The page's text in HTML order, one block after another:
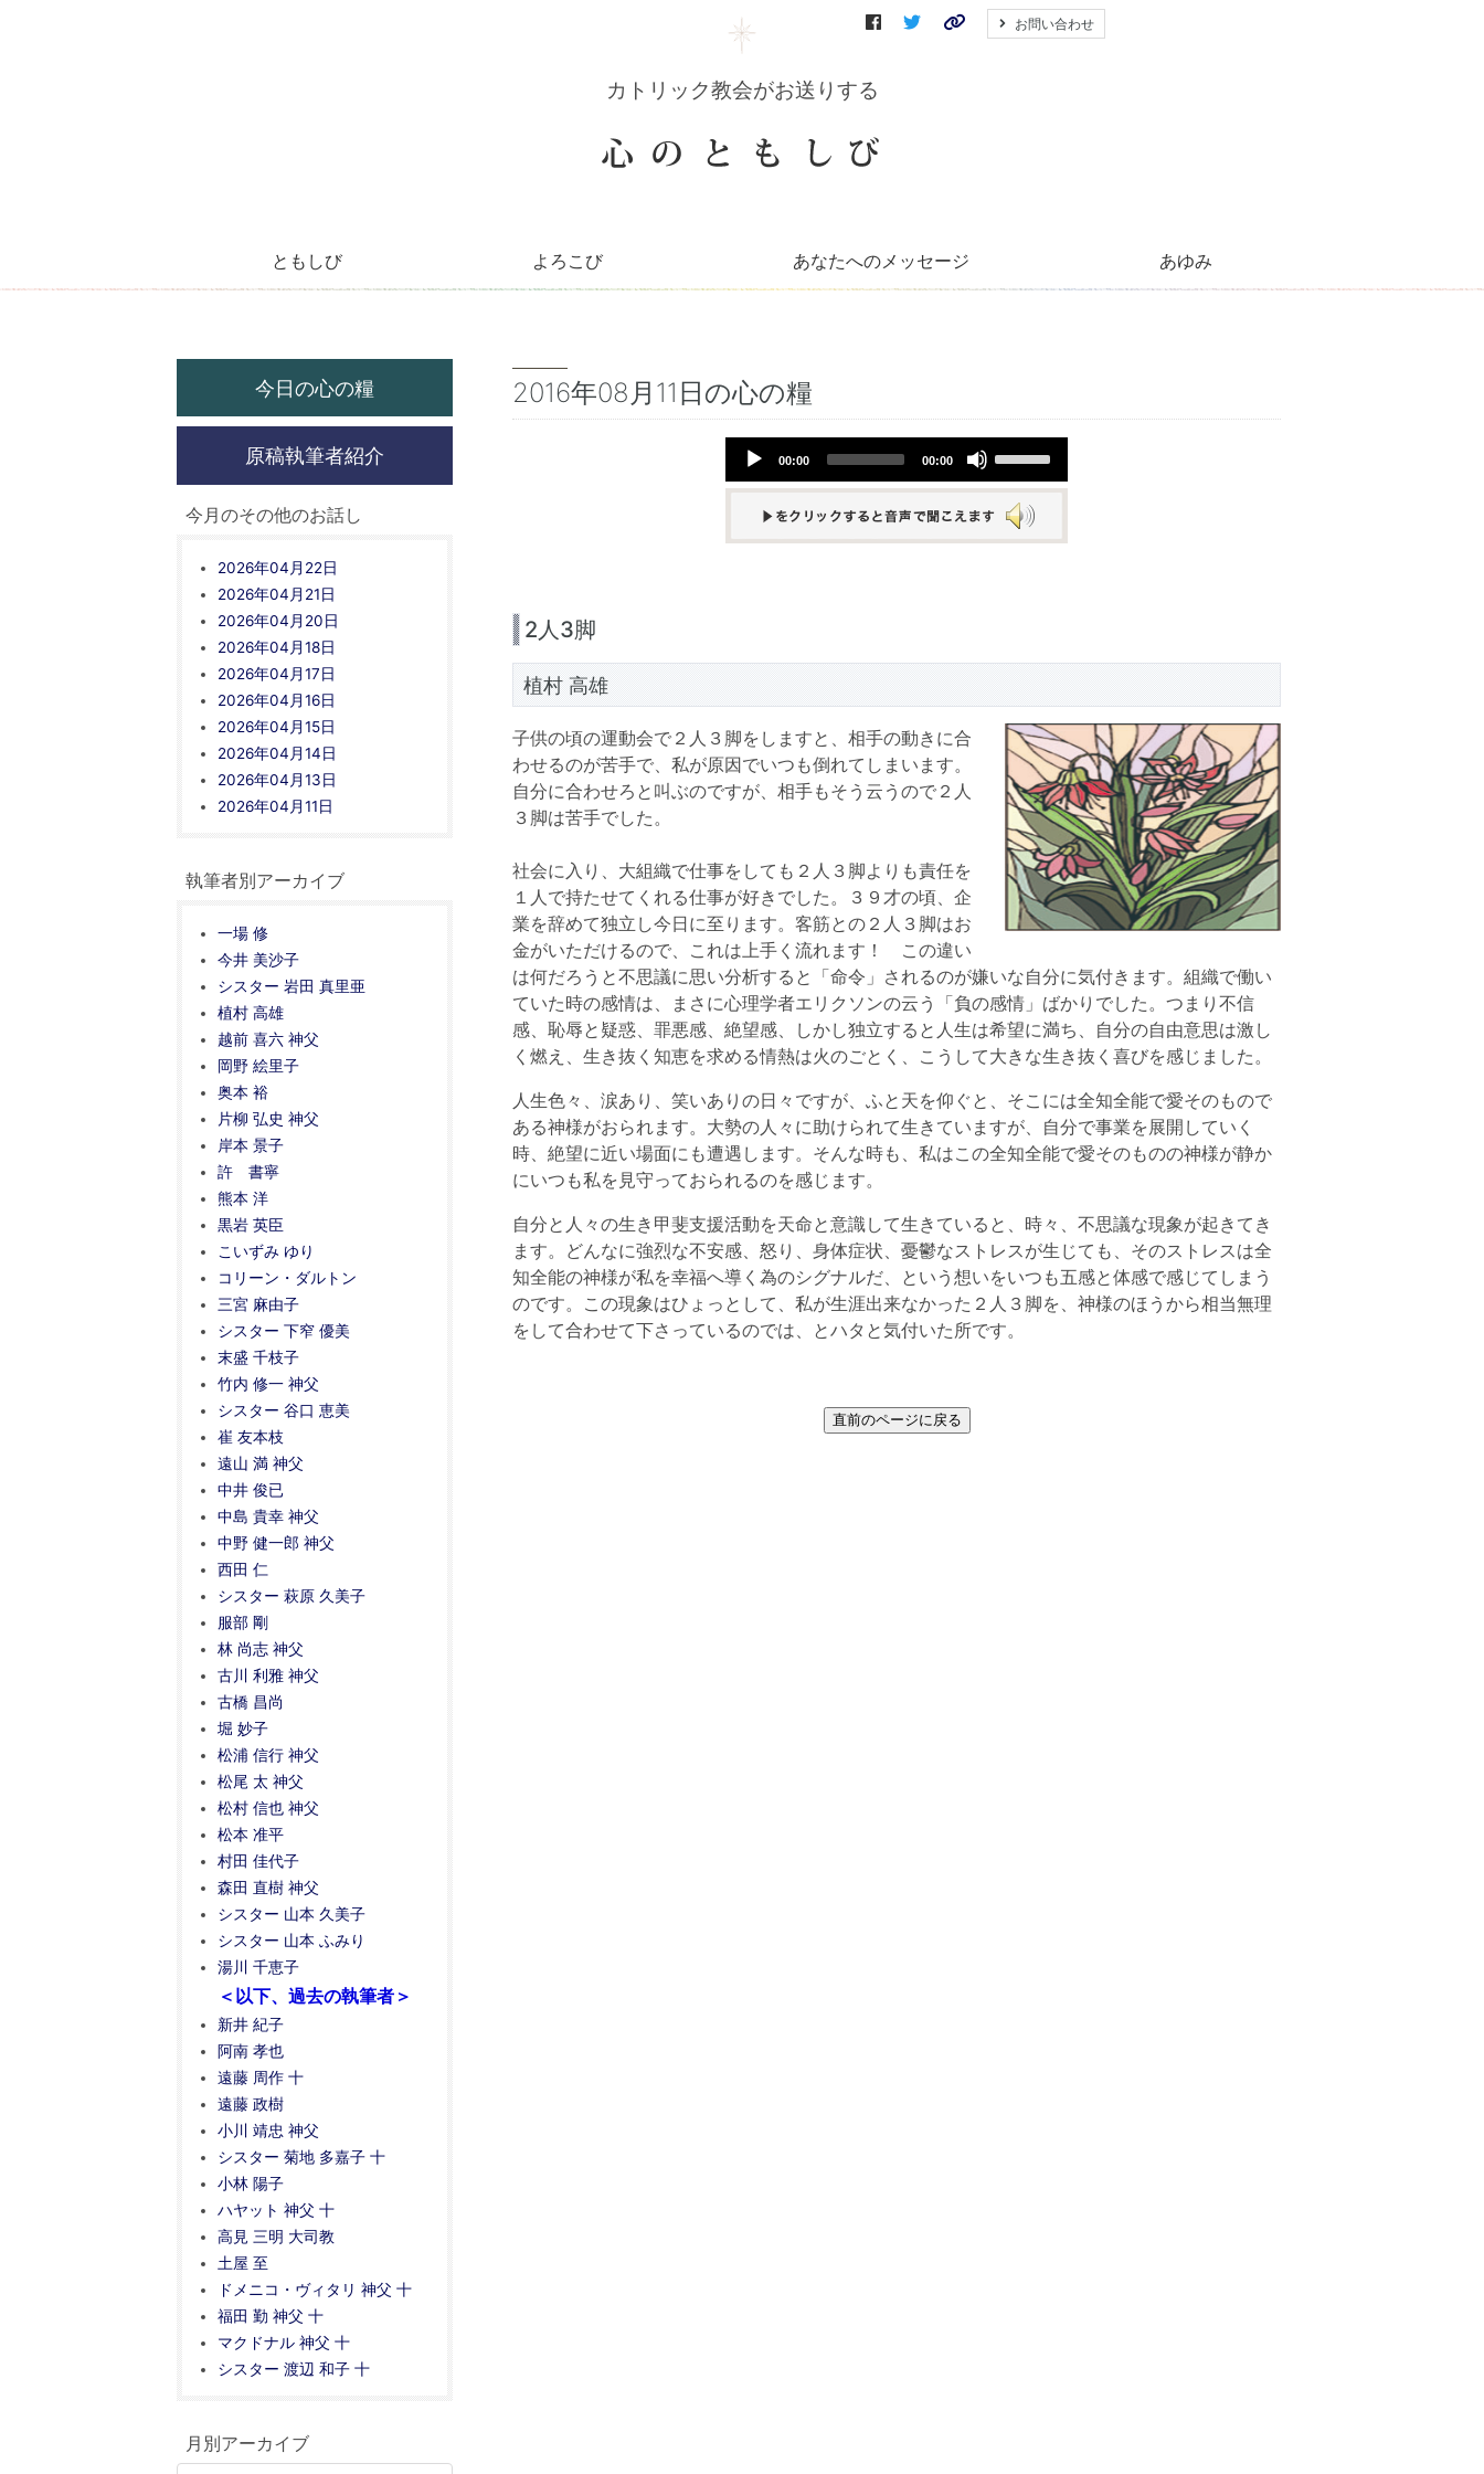
カトリック教会がお送りする
お問い合わせ
ともしび よろこび あなたへのメッセージ あゆみ
2016年08月11日の心の糧
Audio
00:00 00:00
Arrow
keys
volume.
2人3脚
植村 高雄
子供の頃の運動会で２人３脚をしますと、相手の動きに合
わせるのが苦手で、私が原因でいつも倒れてしまいます。
自分に合わせろと叫ぶのですが、相手もそう云うので２人
３脚は苦手でした。
社会に入り、大組織で仕事をしても２人３脚よりも責任を
１人で持たせてくれる仕事が好きでした。３９才の頃、企
業を辞めて独立し今日に至ります。客筋との２人３脚はお
金がいただけるので、これは上手く流れます！ この違い
は何だろうと不思議に思い分析すると「命令」されるのが嫌いな自分に気付きます。組織で働い
ていた時の感情は、まさに心理学者エリクソンの云う「負の感情」ばかりでした。つまり不信
感、恥辱と疑惑、罪悪感、絶望感、しかし独立すると人生は希望に満ち、自分の自由意思は激し
く燃え、生き抜く知恵を求める情熱は火のごとく、こうして大きな生き抜く喜びを感じました。
人生色々、涙あり、笑いありの日々ですが、ふと天を仰ぐと、そこには全知全能で愛そのもので
ある神様がおられます。大勢の人々に助けられて生きていますが、自分で事業を展開していく
時、絶望に近い場面にも遭遇します。そんな時も、私はこの全知全能で愛そのものの神様が静か
にいつも私を見守っておられるのを感じます。
自分と人々の生き甲斐支援活動を天命と意識して生きていると、時々、不思議な現象が起きてき
ます。どんなに強烈な不安感、怒り、身体症状、憂鬱なストレスが生じても、そのストレスは全
知全能の神様が私を幸福へ導く為のシグナルだ、という想いをいつも五感と体感で感じてしまう
のです。この現象はひょっとして、私が生涯出来なかった２人３脚を、神様のほうから相当無理
をして合わせて下さっているのでは、とハタと気付いた所です。
今日の心の糧
原稿執筆者紹介
今月のその他のお話し
2026年04月22日
2026年04月21日
2026年04月20日
2026年04月18日
2026年04月17日
2026年04月16日
2026年04月15日
2026年04月14日
2026年04月13日
2026年04月11日
執筆者別アーカイブ
一場 修
今井 美沙子
シスター 岩田 真里亜
植村 高雄
越前 喜六 神父
岡野 絵里子
奥本 裕
片柳 弘史 神父
岸本 景子
許 書寧
熊本 洋
黒岩 英臣
こいずみ ゆり
コリーン・ダルトン
三宮 麻由子
シスター 下窄 優美
末盛 千枝子
竹内 修一 神父
シスター 谷口 恵美
崔 友本枝
遠山 満 神父
中井 俊已
中島 貴幸 神父
中野 健一郎 神父
西田 仁
シスター 萩原 久美子
服部 剛
林 尚志 神父
古川 利雅 神父
古橋 昌尚
堀 妙子
松浦 信行 神父
松尾 太 神父
松村 信也 神父
松本 准平
村田 佳代子
森田 直樹 神父
シスター 山本 久美子
シスター 山本 ふみり
湯川 千恵子
＜以下、過去の執筆者＞
新井 紀子
阿南 孝也
遠藤 周作 十
遠藤 政樹
小川 靖忠 神父
シスター 菊地 多嘉子 十
小林 陽子
ハヤット 神父 十
高見 三明 大司教
土屋 至
ドメニコ・ヴィタリ 神父 十
福田 勤 神父 十
マクドナル 神父 十
シスター 渡辺 和子 十
月別アーカイブ